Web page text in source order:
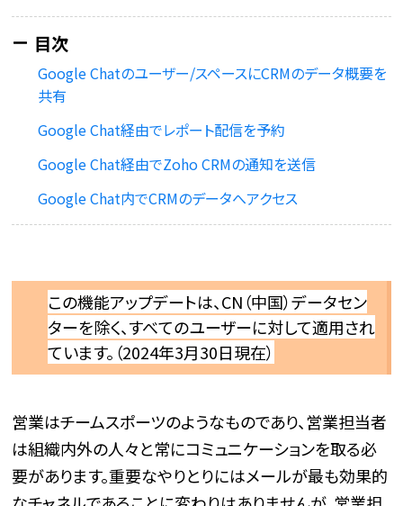
Google Chatのユーザー/スペースにCRMのデータ概要を
共有
Google Chat経由でレポート配信を予約
Google Chat経由でZoho CRMの通知を送信
Google Chat内でCRMのデータへアクセス
この機能アップデートは、CN（中国）データセン
ターを除く、すべてのユーザーに対して適用され
ています。（2024年3月30日現在）
営業はチームスポーツのようなものであり、営業担当者
は組織内外の人々と常にコミュニケーションを取る必
要があります。重要なやりとりにはメールが最も効果的